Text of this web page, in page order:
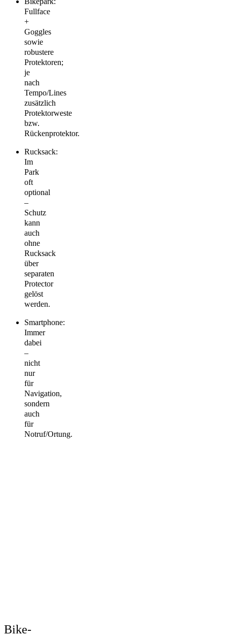
Fullface
+
Goggles
sowie
robustere
Protektoren;
je
nach
Tempo/Lines
zusätzlich
Protektorweste
bzw.
Rückenprotektor.
Rucksack:
Im
Park
oft
optional
–
Schutz
kann
auch
ohne
Rucksack
über
separaten
Protector
gelöst
werden.
Smartphone:
Immer
dabei
–
nicht
nur
für
Navigation,
sondern
auch
für
Notruf/Ortung.
Bike-